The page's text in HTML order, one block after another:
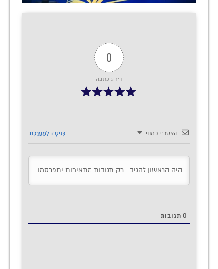
0
דירוג כתבה
הצטרף כמנוי כְּנִיסָה לַמַעֲרֶכֶת
0 תגובות